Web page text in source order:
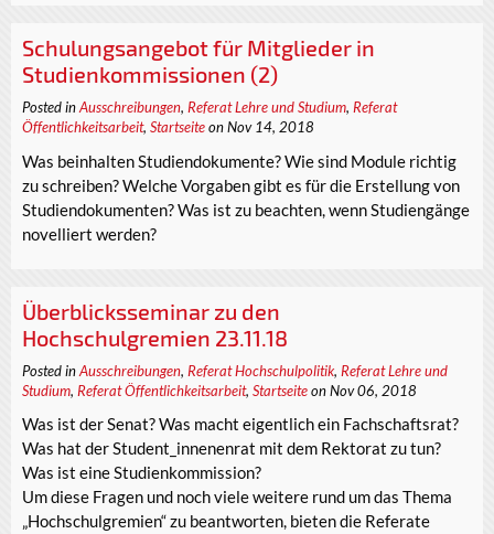
Schulungsangebot für Mitglieder in
Studienkommissionen (2)
Posted inAusschreibungen, Referat Lehre und Studium, Referat
Öffentlichkeitsarbeit, Startseiteon Nov 14, 2018
Was beinhalten Studiendokumente? Wie sind Module richtig
zu schreiben? Welche Vorgaben gibt es für die Erstellung von
Studiendokumenten? Was ist zu beachten, wenn Studiengänge
novelliert werden?
Überblicksseminar zu den
Hochschulgremien 23.11.18
Posted inAusschreibungen, Referat Hochschulpolitik, Referat Lehre und
Studium, Referat Öffentlichkeitsarbeit, Startseiteon Nov 06, 2018
Was ist der Senat? Was macht eigentlich ein Fachschaftsrat?
Was hat der Student_innenenrat mit dem Rektorat zu tun?
Was ist eine Studienkommission?
Um diese Fragen und noch viele weitere rund um das Thema
„Hochschulgremien“ zu beantworten, bieten die Referate